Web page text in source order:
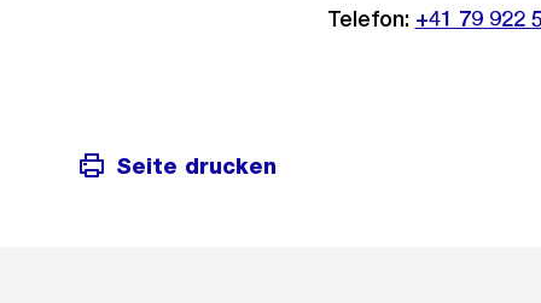
Telefon: +41 79 922
Seite drucken